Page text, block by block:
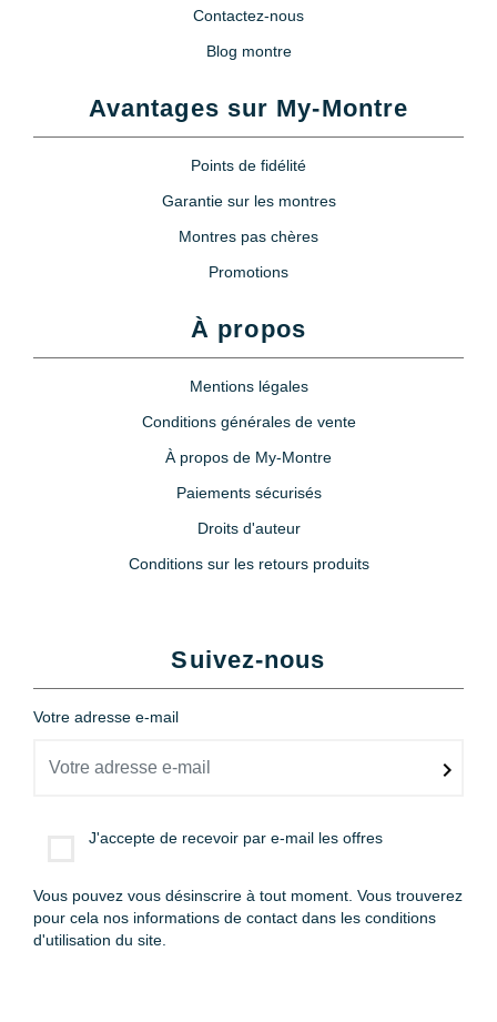
Contactez-nous
Blog montre
Avantages sur My-Montre
Points de fidélité
Garantie sur les montres
Montres pas chères
Promotions
À propos
Mentions légales
Conditions générales de vente
À propos de My-Montre
Paiements sécurisés
Droits d'auteur
Conditions sur les retours produits
Suivez-nous
Votre adresse e-mail
J'accepte de recevoir par e-mail les offres
Vous pouvez vous désinscrire à tout moment. Vous trouverez
pour cela nos informations de contact dans les conditions
d'utilisation du site.